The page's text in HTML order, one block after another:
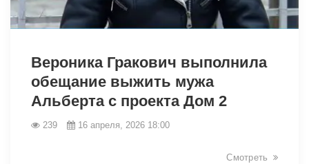
Вероника Гракович выполнила
обещание выжить мужа
Альберта с проекта Дом 2
239 16 апреля, 2026 18:00
Смотреть